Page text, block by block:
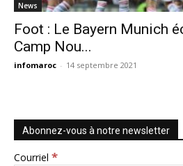
News
Foot : Le Bayern Munich
Camp Nou...
infomaroc - 14 septembre 2021
Abonnez-vous à notre newsletter
Courriel *